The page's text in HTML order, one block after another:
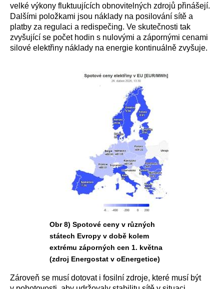
velké výkony fluktuujících obnovitelných zdrojů přinášejí.
Dalšími položkami jsou náklady na posilování sítě a
platby za regulaci a redispečing. Ve skutečnosti tak
zvyšující se počet hodin s nulovými a zápornými cenami
silové elektřiny náklady na energie kontinuálně zvyšuje.
Obr 8) Spotové ceny v různých
státech Evropy v době kolem
extrému záporných cen 1. května
(zdroj Energostat v oEnergetice)
Zároveň se musí dotovat i fosilní zdroje, které musí být